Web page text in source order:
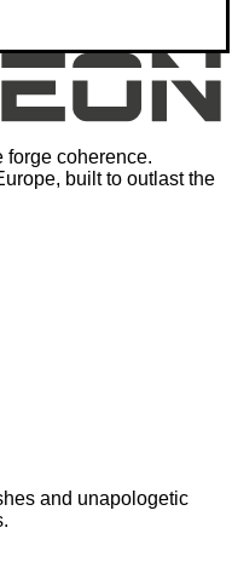
forge coherence.
built to outlast the
and unapologetic